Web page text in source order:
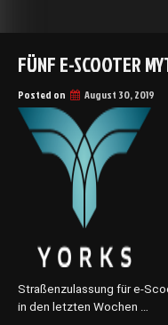
FÜNF E-SCOOTER
Posted on August 30, 2019
Straßenzulassung für e-
in den letzten Wochen …